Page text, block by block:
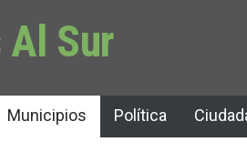
Sur
Municipios Política